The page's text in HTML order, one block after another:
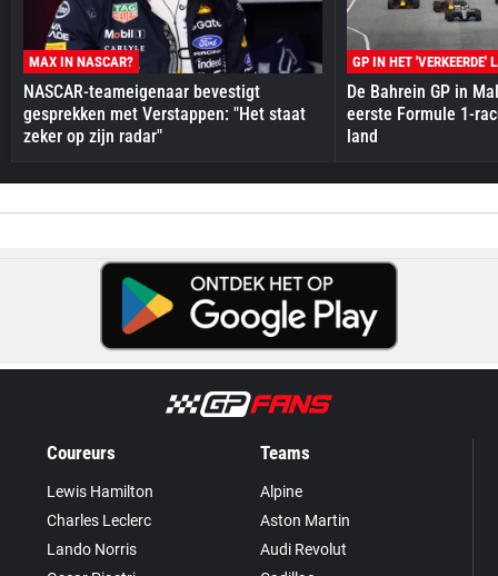
MAX IN NASCAR?
NASCAR-teameigenaar bevestigt
gesprekken met Verstappen: "Het staat
zeker op zijn radar"
GP IN HET 'VERKEERDE'
De Bahrein GP in
eerste Formule 1-
land
Coureurs
Lewis Hamilton
Charles Leclerc
Lando Norris
Teams
Alpine
Aston Martin
Audi Revolut